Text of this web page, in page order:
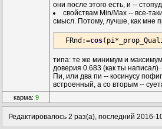
они после этого есть, и --
свойствам Min/Max -- все-
смысл. Потому, лучше, как мне
  FRnd:=
cos(pi
типа: те же минимум и
доверия 0.683 (как ты написал)
Пи, или два пи -- косинусу
встроенный, а со вторым --
карма: 9
Редактировалось 2 раз(а), последний 2016-